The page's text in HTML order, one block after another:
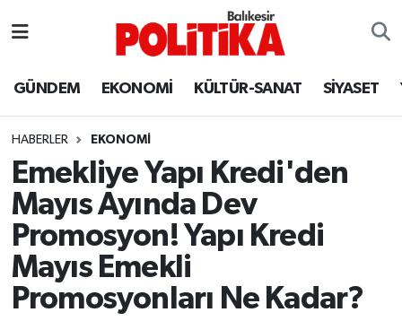
GÜNDEM EKONOMİ KÜLTÜR-SANAT SİYASET
HABERLER EKONOMİ
Emekliye Yapı Kredi'den
Mayıs Ayında Dev
Promosyon! Yapı Kredi
Mayıs Emekli
Promosyonları Ne Kadar?
Ayvalık
Balya
Bandırma
Bigadiç
BİYOGRAFİLER
Balıkesir Hava Durumu
Balıkesir Namaz Vakitleri
Balıkesir Trafik Yoğunluk Haritası
Süper Lig Puan Durumu ve Fikstür
Tüm Manşetler